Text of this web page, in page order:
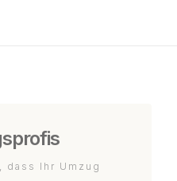
dass Ihr Umzug